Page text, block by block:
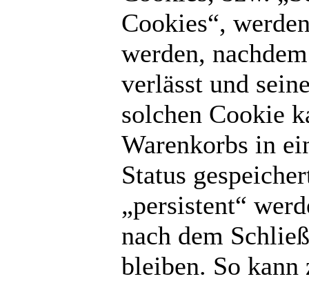
Cookies“,
werden,
verlässt und
solchen Cookie
Warenkorbs in
Status
„persistent“
nach dem
bleiben. So